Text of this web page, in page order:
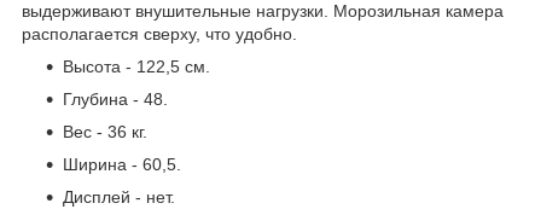
выдерживают внушительные нагрузки. Морозильная камера
располагается сверху, что удобно.
Высота - 122,5 см.
Глубина - 48.
Вес - 36 кг.
Ширина - 60,5.
Дисплей - нет.